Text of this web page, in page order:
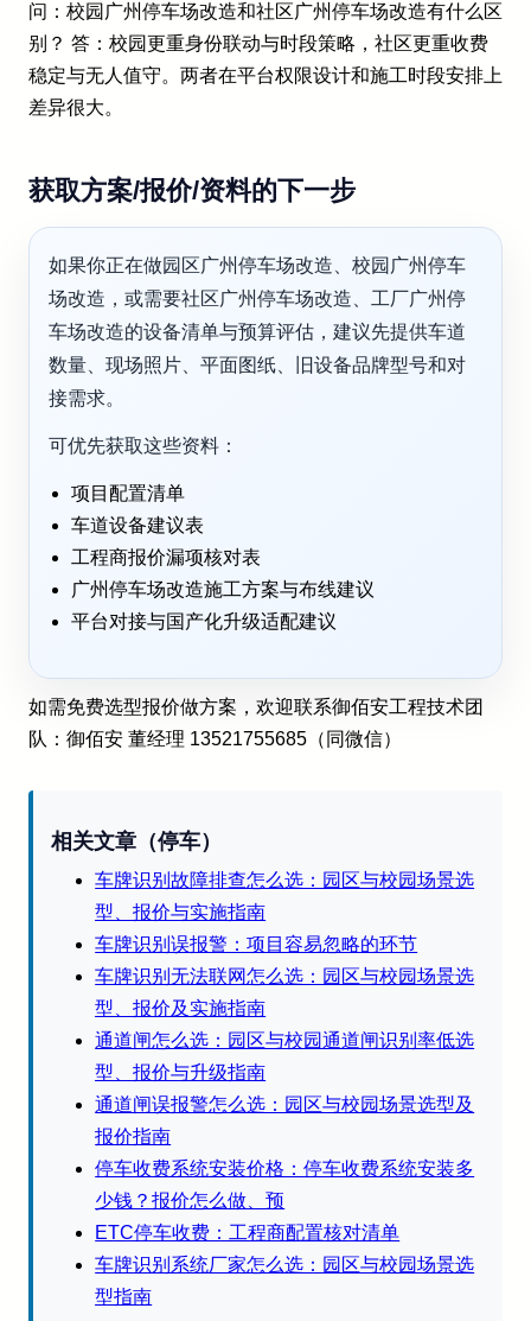
问：校园广州停车场改造和社区广州停车场改造有什么区
别？ 答：校园更重身份联动与时段策略，社区更重收费
稳定与无人值守。两者在平台权限设计和施工时段安排上
差异很大。
获取方案/报价/资料的下一步
如果你正在做园区广州停车场改造、校园广州停车
场改造，或需要社区广州停车场改造、工厂广州停
车场改造的设备清单与预算评估，建议先提供车道
数量、现场照片、平面图纸、旧设备品牌型号和对
接需求。
可优先获取这些资料：
项目配置清单
车道设备建议表
工程商报价漏项核对表
广州停车场改造施工方案与布线建议
平台对接与国产化升级适配建议
如需免费选型报价做方案，欢迎联系御佰安工程技术团
队：御佰安 董经理 13521755685（同微信）
相关文章（停车）
车牌识别故障排查怎么选：园区与校园场景选
型、报价与实施指南
车牌识别误报警：项目容易忽略的环节
车牌识别无法联网怎么选：园区与校园场景选
型、报价及实施指南
通道闸怎么选：园区与校园通道闸识别率低选
型、报价与升级指南
通道闸误报警怎么选：园区与校园场景选型及
报价指南
停车收费系统安装价格：停车收费系统安装多
少钱？报价怎么做、预
ETC停车收费：工程商配置核对清单
车牌识别系统厂家怎么选：园区与校园场景选
型指南